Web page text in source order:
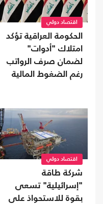
اقتصاد دولي
الحكومة العراقية تؤكد
امتلاك "أدوات"
لضمان صرف الرواتب
رغم الضغوط المالية
اقتصاد دولي
شركة طاقة
"إسرائيلية" تسعى
بقوة للاستحواذ على